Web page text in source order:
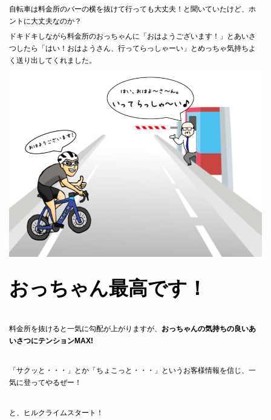
自転車は料金所のバーの横を抜けて行っても大丈夫！ と聞いていたけど、ホ
ントに大丈夫なのか？
ドキドキしながら料金所のおっちゃんに「おはようございます！
」とあいさ
つしたら「はい！おはようさん、行ってらっしゃーい」
とめっちゃ気持ちよ
く送り出してくれました。
おっちゃん最高です！
料金所を抜けると一気に勾配が上がりますが、 おっちゃんの気持ちの良いあ
いさつにテンションMAX!
「サクッと・・・」とか「ちょこっと・・・」というお客様情報を信じ、一
気に登ってやるぜー！
と、ヒルクライムスタート！